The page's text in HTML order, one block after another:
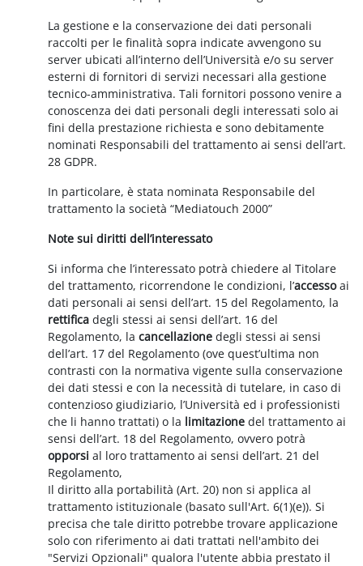
La gestione e la conservazione dei dati personali
raccolti per le finalità sopra indicate avvengono su
server ubicati all’interno dell’Università e/o su server
esterni di fornitori di servizi necessari alla gestione
tecnico-amministrativa. Tali fornitori possono venire a
conoscenza dei dati personali degli interessati solo ai
fini della prestazione richiesta e sono debitamente
nominati Responsabili del trattamento ai sensi dell’art.
28 GDPR.
In particolare, è stata nominata Responsabile del
trattamento la società “Mediatouch 2000”
Note sui diritti dell’interessato
Si informa che l’interessato potrà chiedere al Titolare
del trattamento, ricorrendone le condizioni, l’accessoai
dati personali ai sensi dell’art. 15 del Regolamento, la
rettificadegli stessi ai sensi dell’art. 16 del
Regolamento, lacancellazione degli stessi ai sensi
dell’art. 17 del Regolamento (ove quest’ultima non
contrasti con la normativa vigente sulla conservazione
dei dati stessi e con la necessità di tutelare, in caso di
contenzioso giudiziario, l’Università ed i professionisti
che li hanno trattati) o la limitazione del trattamento ai
sensi dell’art. 18 del Regolamento, ovvero potrà
opporsi al loro trattamento ai sensi dell’art. 21 del
Regolamento,
Il diritto alla portabilità (Art. 20) non si applica al
trattamento istituzionale (basato sull'Art. 6(1)(e)). Si
precisa che tale diritto potrebbe trovare applicazione
solo con riferimento ai dati trattati nell'ambito dei
"Servizi Opzionali" qualora l'utente abbia prestato il